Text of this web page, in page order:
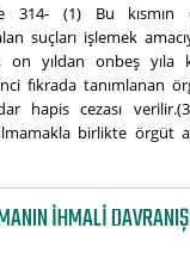
314- (1) Bu
suçları işlemek
yıldan onbeş yıla
fıkrada tanımlanan
hapis cezası
birlikte örgüt
IHMALI